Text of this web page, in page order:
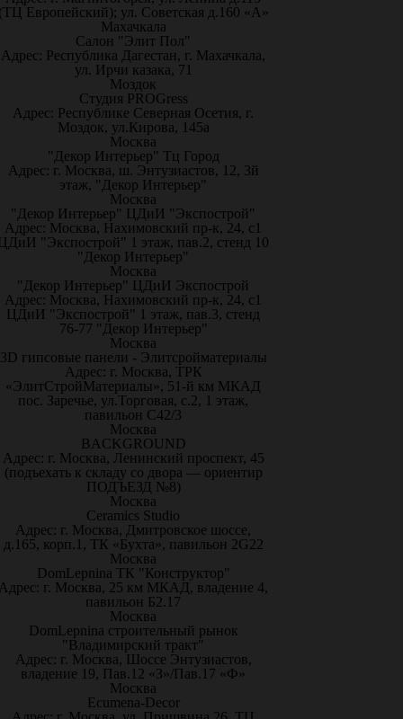
Европейский); ул. Советская д.160 «А»
Махачкала
Салон "Элит Пол"
Адрес: Республика Дагестан, г. Махачкала,
ул. Ирчи казака, 71
Моздок
Студия PROGress
Адрес: Республике Северная Осетия, г.
Моздок, ул.Кирова, 145а
Москва
"Декор Интерьер" Тц Город
Адрес: г. Москва, ш. Энтузиастов, 12, 3й
этаж, "Декор Интерьер"
Москва
"Декор Интерьер" ЦДиИ "Экспострой"
Адрес: Москва, Нахимовский пр-к, 24, с1
"Экспострой" 1 этаж, пав.2, стенд 10
"Декор Интерьер"
Москва
"Декор Интерьер" ЦДиИ Экспострой
Адрес: Москва, Нахимовский пр-к, 24, с1
ЦДиИ "Экспострой" 1 этаж, пав.3, стенд
76-77 "Декор Интерьер"
Москва
3D гипсовые панели - Элитсройматериалы
Адрес: г. Москва, ТРК
«ЭлитСтройМатериалы», 51-й км МКАД
пос. Заречье, ул.Торговая, с.2, 1 этаж,
павильон С42/3
Москва
BACKGROUND
Адрес: г. Москва, Ленинский проспект, 45
(подъехать к складу со двора — ориентир
ПОДЪЕЗД №8)
Москва
Ceramics Studio
Адрес: г. Москва, Дмитровское шоссе,
д.165, корп.1, ТК «Бухта», павильон 2G22
Москва
DomLepnina ТК "Конструктор"
г. Москва, 25 км МКАД, владение 4,
павильон Б2.17
Москва
DomLepnina строительный рынок
"Владимирский тракт"
Адрес: г. Москва, Шоссе Энтузиастов,
владение 19, Пав.12 «З»/Пав.17 «Ф»
Москва
Ecumena-Decor